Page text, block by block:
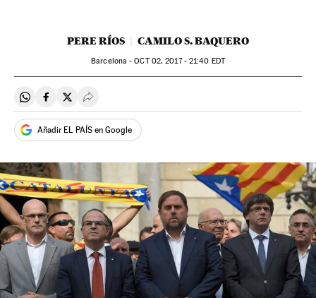
PERE RÍOS CAMILO S. BAQUERO
Barcelona -OCT02, 2017 - 21:40 EDT
Compartir en Whatsapp
Compartir en Facebook
Compartir en Twitter
Desplegar Redes Sociales
Añadir EL PAÍS en Google